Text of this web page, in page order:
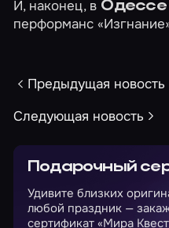
И, наконец, в Одессе
перформанс
Предыдущая новость
Следующая новость
Подарочный
Удивите близких
любой праздник —
сертификат «Мира